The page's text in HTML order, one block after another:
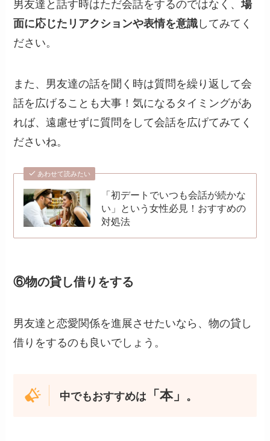
男友達と話す時はただ会話をするのではなく、場
面に応じたリアクションや表情を意識 してみてく
ださい。
また、男友達の話を聞く時は質問を繰り返して会
話を広げることも大事！気になるタイミングがあ
れば、遠慮せずに質問をして会話を広げてみてく
ださいね。
あわせて読みたい
「初デートでいつも会話が続かな
い」という女性必見！おすすめの
対処法
⑥物の貸し借りをする
男友達と恋愛関係を進展させたいなら、物の貸し
借りをするのも良いでしょう。
中でもおすすめは 「本」 。